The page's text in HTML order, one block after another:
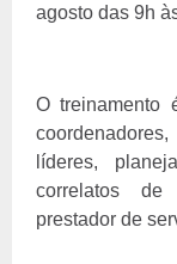
agosto das 9h
O treinamento
líderes,
correlatos de
prestador de